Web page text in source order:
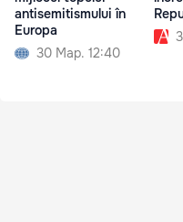
antisemitismului în
Europa
30 Мар. 12:40